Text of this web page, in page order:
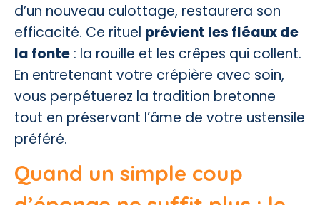
d’un nouveau culottage, restaurera son
efficacité. Ce rituel prévient les fléaux de
la fonte : la rouille et les crêpes qui collent.
En entretenant votre crêpière avec soin,
vous perpétuerez la tradition bretonne
tout en préservant l’âme de votre ustensile
préféré.
Quand un simple coup